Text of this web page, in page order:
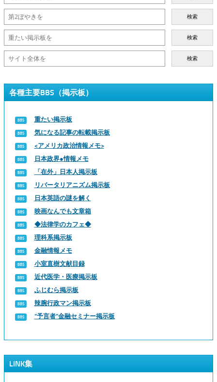
検索
検索
検索
各種主要BBS（掲示板）
重たい掲示板
気になる記事の転載掲示板
<アメリカ政治情報メモ>
日本政界●情報メモ
「在外」日本人掲示板
リバータリアニズム掲示板
日本英語の謎を解く
映画なんでも文章箱
◆法律学のカフェ◆
理科系掲示板
金融情報メモ
小室直樹文献目録
近代医学・医療掲示板
ふじむら掲示板
辣腕行政マン掲示板
“予言者”金融セミナー掲示板
LINK集